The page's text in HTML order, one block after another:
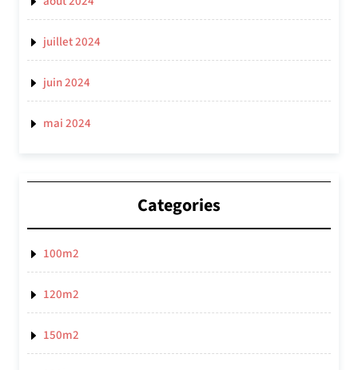
juillet 2024
juin 2024
mai 2024
Categories
100m2
120m2
150m2